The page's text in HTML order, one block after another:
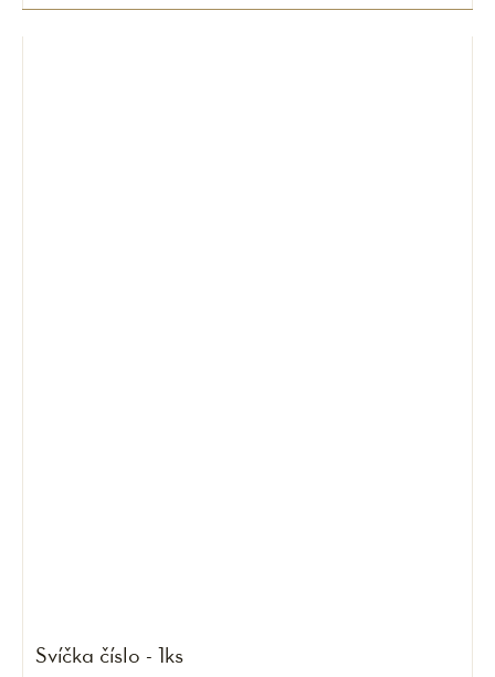
Svíčka číslo - 1ks